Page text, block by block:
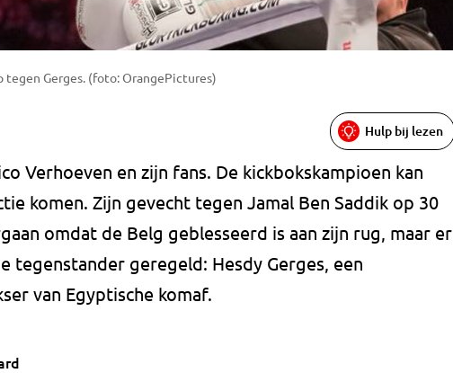
tegen Gerges. (foto: OrangePictures)
Hulp bij lezen
Verhoeven en zijn fans. De kickbokskampioen kan
komen. Zijn gevecht tegen Jamal Ben Saddik op 30
omdat de Belg geblesseerd is aan zijn rug, maar er
tegenstander geregeld: Hesdy Gerges, een
van Egyptische komaf.